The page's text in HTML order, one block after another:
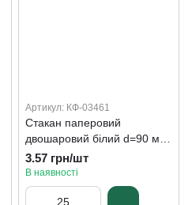
Артикул: КФ-03461
Стакан паперовий
двошаровий білий d=90 мм,
400 мл
3.57 грн/шт
В наявності